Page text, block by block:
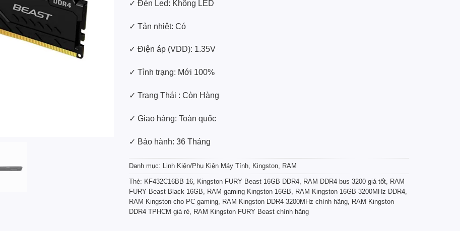
✓ Đèn Led: Không LED
✓ Tản nhiệt: Có
✓ Điện áp (VDD): 1.35V
✓ Tình trạng: Mới 100%
✓ Trạng Thái : Còn Hàng
✓ Giao hàng: Toàn quốc
✓ Bảo hành: 36 Tháng
Danh mục: Linh Kiện/Phụ Kiện Máy Tính, Kingston, RAM
Thẻ: KF432C16BB 16, Kingston FURY Beast 16GB DDR4, RAM DDR4 bus 3200 giá tốt, RAM
FURY Beast Black 16GB, RAM gaming Kingston 16GB, RAM Kingston 16GB 3200MHz DDR4,
RAM Kingston cho PC gaming, RAM Kingston DDR4 3200MHz chính hãng, RAM Kingston
DDR4 TPHCM giá rẻ, RAM Kingston FURY Beast chính hãng